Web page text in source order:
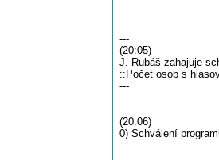
---
(20:05)
J. Rubáš zahajuje
::Počet osob s
---
(20:06)
0) Schválení